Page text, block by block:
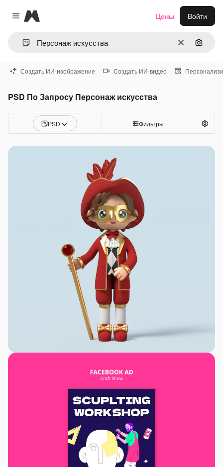
Close menu
Magnific
ОчиститьПоиск
Цены Войти
Создать ИИ-изображение Создать ИИ-видео
PSD По Запросу Персонаж искусства
PSD Фильтры